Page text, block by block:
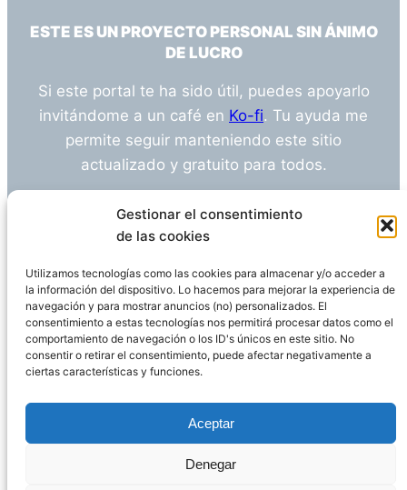
Gestionar el consentimiento
de las cookies
Utilizamos tecnologías como las cookies para almacenar y/o acceder a
la información del dispositivo. Lo hacemos para mejorar la experiencia de
navegación y para mostrar anuncios (no) personalizados. El
consentimiento a estas tecnologías nos permitirá procesar datos como el
comportamiento de navegación o los ID's únicos en este sitio. No
consentir o retirar el consentimiento, puede afectar negativamente a
ciertas características y funciones.
Aceptar
Denegar
ESTE ES UN PROYECTO PERSONAL SIN ÁNIMO
DE LUCRO
Si este portal te ha sido útil, puedes apoyarlo
invitándome a un café en Ko-fi. Tu ayuda me
permite seguir manteniendo este sitio
actualizado y gratuito para todos.
¿Tienes alguna duda o sugerencia? Escríbeme
info@empleosanitarioinvestigacion.es
Descargo de Responsabilidad
Declaración de Privacidad Política de cookies
WordPress